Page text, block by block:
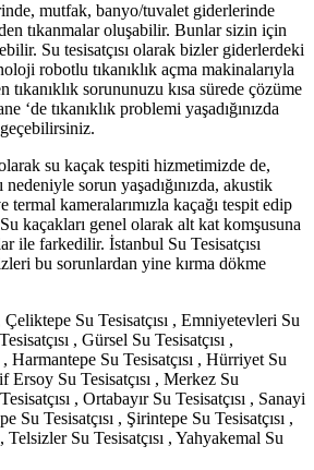
mutfak, banyo/tuvalet giderlerinde
tıkanmalar oluşabilir. Bunlar sizin için
Su tesisatçısı olarak bizler giderlerdeki
robotlu tıkanıklık açma makinalarıyla
tıkanıklık sorununuzu kısa sürede çözüme
‘de tıkanıklık problemi yaşadığınızda
olarak su kaçak tespiti hizmetimizde de,
nedeniyle sorun yaşadığınızda, akustik
termal kameralarımızla kaçağı tespit edip
kaçakları genel olarak alt kat komşusuna
ile farkedilir. İstanbul Su Tesisatçısı
bu sorunlardan yine kırma dökme
Çeliktepe Su Tesisatçısı , Emniyetevleri Su
, Gürsel Su Tesisatçısı ,
Harmantepe Su Tesisatçısı , Hürriyet Su
Ersoy Su Tesisatçısı , Merkez Su
, Ortabayır Su Tesisatçısı , Sanayi
Su Tesisatçısı , Şirintepe Su Tesisatçısı ,
Telsizler Su Tesisatçısı , Yahyakemal Su